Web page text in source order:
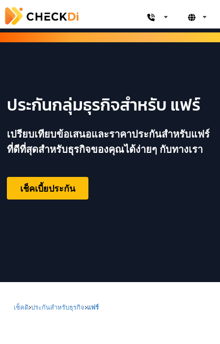
ประกันกลุ่มธุรกิจสำหรับ แฟร์
เปรียบเทียบข้อเสนอและราคาประกันสำหรับแฟร์
ที่ดีที่สุดสำหรับธุรกิจของคุณได้ง่ายๆ กับทางเรา
เช็คเบี้ยประกัน
เช็คดิ ประกันสำหรับธุรกิจ แฟร์